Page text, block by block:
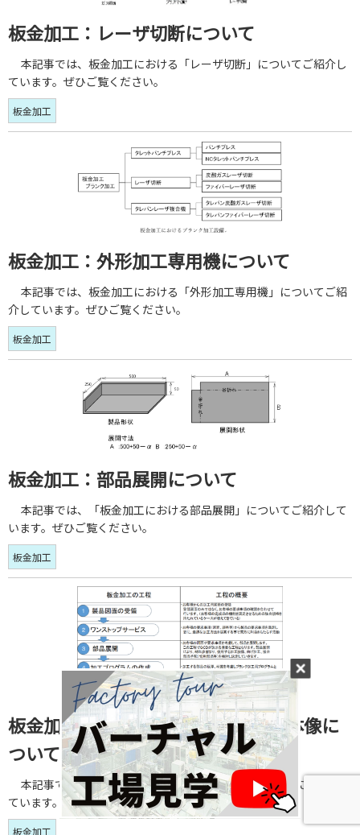
板金加工：レーザ切断について
本記事では、板金加工における「レーザ切断」についてご紹介し
ています。ぜひご覧ください。
板金加工
板金加工：外形加工専用機について
本記事では、板金加工における「外形加工専用機」についてご紹
介しています。ぜひご覧ください。
板金加工
板金加工：部品展開について
本記事では、「板金加工における部品展開」についてご紹介して
います。ぜひご覧ください。
板金加工
板金加工：板金加工(工場板金)の全体像に
ついて
本記事では、「板金加工(工場板金)の全体像」についてご紹介し
ています。ぜひご覧ください。
板金加工